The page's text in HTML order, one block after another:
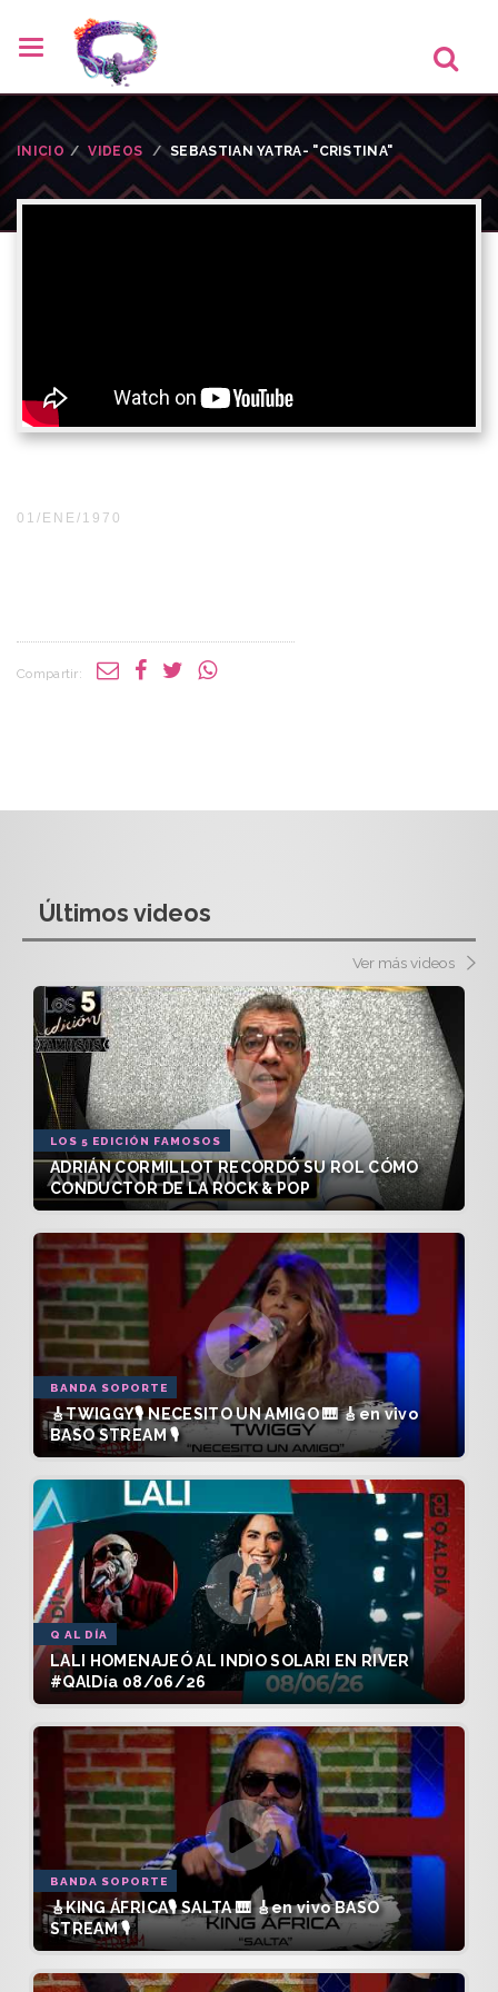
INICIO VIDEOS SEBASTIAN YATRA- "CRISTINA"
01/ENE/1970
Compartir:
Últimos videos
Ver más videos
LOS 5 EDICIÓN FAMOSOS
ADRIÁN CORMILLOT RECORDÓ SU ROL CÓMO
CONDUCTOR DE LA ROCK & POP
BANDA SOPORTE
🎸TWIGGY🎙️ NECESITO UN AMIGO 🎹 🎸en vivo
BASO STREAM 🎙️
Q AL DÍA
LALI HOMENAJEÓ AL INDIO SOLARI EN RIVER
#QAlDía 08/06/26
BANDA SOPORTE
🎸KING ÁFRICA🎙️ SALTA 🎹 🎸en vivo BASO
STREAM 🎙️